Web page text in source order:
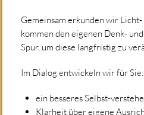
Gemeinsam erkunden wir
kommen den eigenen Denk-
Spur, um diese langfristig zu
Im Dialog entwickeln wir für Sie:
ein besseres Selbst-
Klarheit über eigene